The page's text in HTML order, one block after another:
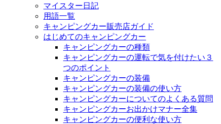
マイスター日記
用語一覧
キャンピングカー販売店ガイド
はじめてのキャンピングカー
キャンピングカーの種類
キャンピングカーの運転で気を付けたい３
つのポイント
キャンピングカーの装備
キャンピングカーの装備の使い方
キャンピングカーについてのよくある質問
キャンピングカーお出かけマナー全集
キャンピングカーの便利な使い方